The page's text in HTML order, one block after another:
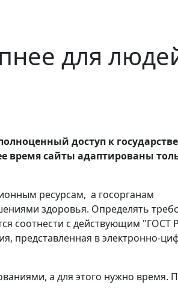
для
доступ к
сайты адаптированы
ресурсам, а госорганам
здоровья. Определять
соотнести с действующим "ГОСТ
представленная в электронно-
а для этого нужно время.